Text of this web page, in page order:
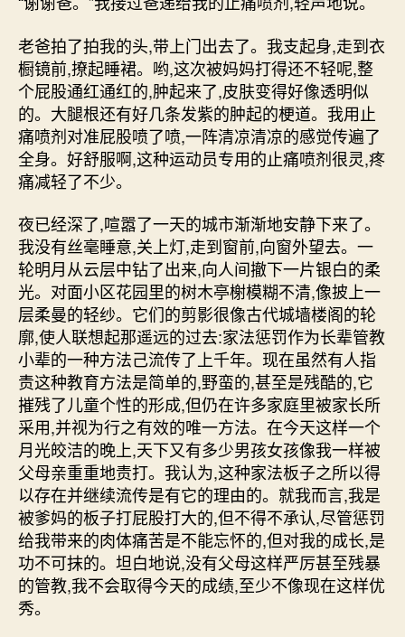
老爸拍了拍我的头,带上门出去了。我支起身,走到衣
橱镜前,撩起睡裙。哟,这次被妈妈打得还不轻呢,整
个屁股通红通红的,肿起来了,皮肤变得好像透明似
的。大腿根还有好几条发紫的肿起的梗道。我用止
痛喷剂对准屁股喷了喷,一阵清凉清凉的感觉传遍了
全身。好舒服啊,这种运动员专用的止痛喷剂很灵,疼
痛减轻了不少。
夜已经深了,喧嚣了一天的城市渐渐地安静下来了。
我没有丝毫睡意,关上灯,走到窗前,向窗外望去。一
轮明月从云层中钻了出来,向人间撤下一片银白的柔
光。对面小区花园里的树木亭榭模糊不清,像披上一
层柔曼的轻纱。它们的剪影很像古代城墙楼阁的轮
廓,使人联想起那遥远的过去:家法惩罚作为长辈管教
小辈的一种方法己流传了上千年。现在虽然有人指
责这种教育方法是简单的,野蛮的,甚至是残酷的,它
摧残了儿童个性的形成,但仍在许多家庭里被家长所
采用,并视为行之有效的唯一方法。在今天这样一个
月光皎洁的晚上,天下又有多少男孩女孩像我一样被
父母亲重重地责打。我认为,这种家法板子之所以得
以存在并继续流传是有它的理由的。就我而言,我是
被爹妈的板子打屁股打大的,但不得不承认,尽管惩罚
给我带来的肉体痛苦是不能忘怀的,但对我的成长,是
功不可抹的。坦白地说,没有父母这样严厉甚至残暴
的管教,我不会取得今天的成绩,至少不像现在这样优
秀。